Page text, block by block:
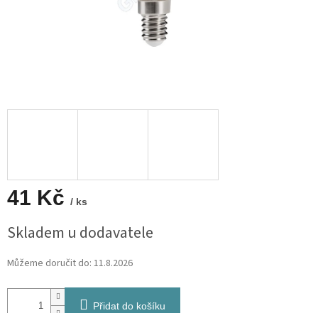
41 Kč / ks
cena:
Skladem u dodavatele
Můžeme doručit do: 11.8.2026
Přidat do košíku